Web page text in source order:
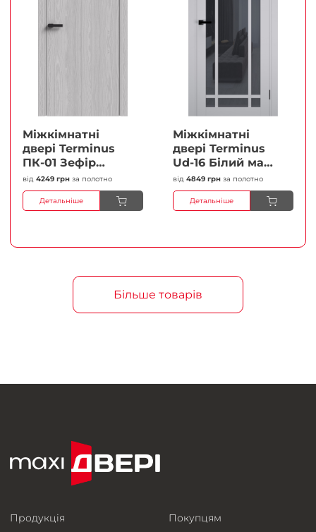
Міжкімнатні
двері Terminus
ПК-01 Зефір
Глухі Плівка
від 4249 грн за полотно
Детальніше
Міжкімнатні
двері Terminus
Ud-16 Білий мат
(Термінус) Сатин
білий Плівка
від 4849 грн за полотно
Детальніше
Більше товарів
Продукція Покупцям